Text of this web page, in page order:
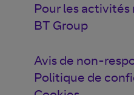
Pour les activités
BT Group
Avis de non-
Politique de